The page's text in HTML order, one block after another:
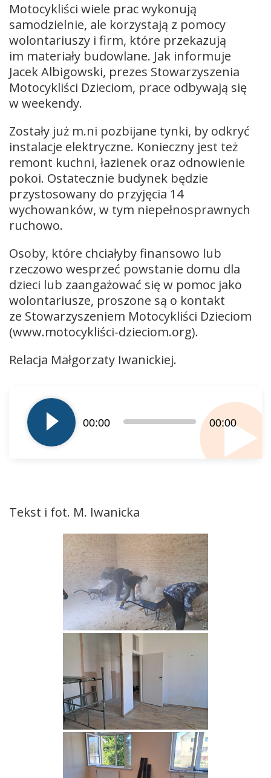
Motocykliści wiele prac wykonują
samodzielnie, ale korzystają z pomocy
wolontariuszy i firm, które przekazują
im materiały budowlane. Jak informuje
Jacek Albigowski, prezes Stowarzyszenia
Motocykliści Dzieciom, prace odbywają się
w weekendy.
Zostały już m.ni pozbijane tynki, by odkryć
instalacje elektryczne. Konieczny jest też
remont kuchni, łazienek oraz odnowienie
pokoi. Ostatecznie budynek będzie
przystosowany do przyjęcia 14
wychowanków, w tym niepełnosprawnych
ruchowo.
Osoby, które chciałyby finansowo lub
rzeczowo wesprzeć powstanie domu dla
dzieci lub zaangażować się w pomoc jako
wolontariusze, proszone są o kontakt
ze Stowarzyszeniem Motocykliści Dzieciom
(www.motocykliści-dzieciom.org).
Relacja Małgorzaty Iwanickiej.
plików
dźwiękowych
00:00 00:00
Tekst i fot. M. Iwanicka